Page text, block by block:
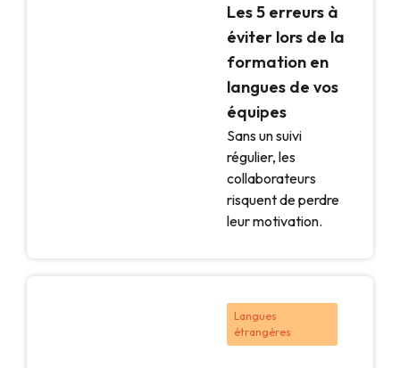
Les 5 erreurs à
éviter lors de la
formation en
langues de vos
équipes
Sans un suivi
régulier, les
collaborateurs
risquent de perdre
leur motivation.
Langues
étrangères